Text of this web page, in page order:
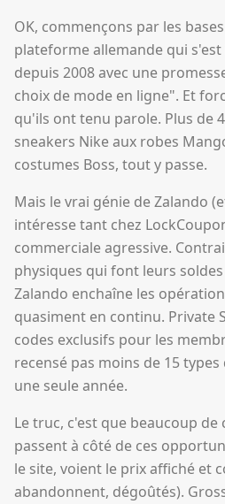
OK, commençons par les
plateforme allemande qui
depuis 2008 avec une
choix de mode en ligne". Et
qu'ils ont tenu parole. Plus de
sneakers Nike aux robes
costumes Boss, tout y passe.
Mais le vrai génie de Zalando
intéresse tant chez
commerciale agressive.
physiques qui font leurs
Zalando enchaîne les
quasiment en continu. Private
codes exclusifs pour les
recensé pas moins de 15
une seule année.
Le truc, c'est que beaucoup
passent à côté de ces
le site, voient le prix affiché et
abandonnent, dégoûtés).